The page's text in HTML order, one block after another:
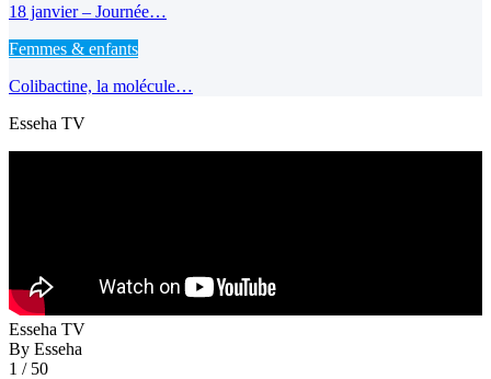
18 janvier – Journée…
Femmes & enfants
Colibactine, la molécule…
Esseha TV
Esseha TV
By Esseha
1 / 50